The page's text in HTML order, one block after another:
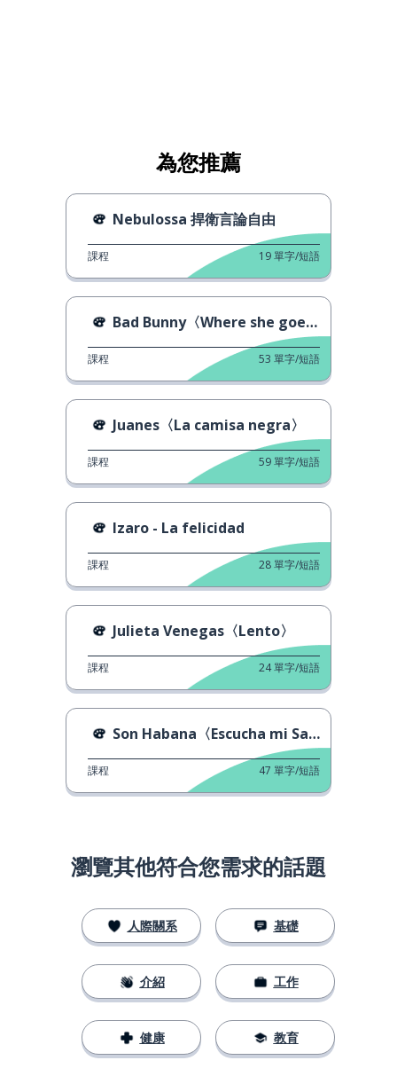
為您推薦
Nebulossa 捍衛言論自由
課程 19單字/短語
Bad Bunny〈Where she goes〉
課程 53 單字/短語
Juanes〈La camisa negra〉
課程 59單字/短語
Izaro - La felicidad
課程 28單字/短語
Julieta Venegas〈Lento〉
課程 24單字/短語
Son Habana〈Escucha mi Salsa〉
課程 47 單字/短語
瀏覽其他符合您需求的話題
人際關系
介紹
健康
基礎
工作
教育